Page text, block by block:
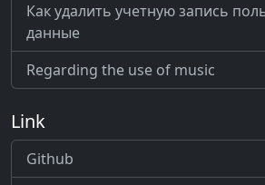
Как удалить учетную запись
данные
Regarding the use of music
Link
Github